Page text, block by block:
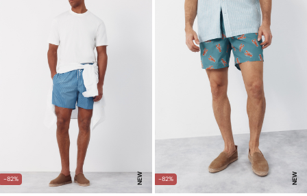
-82% NEW -82% NEW